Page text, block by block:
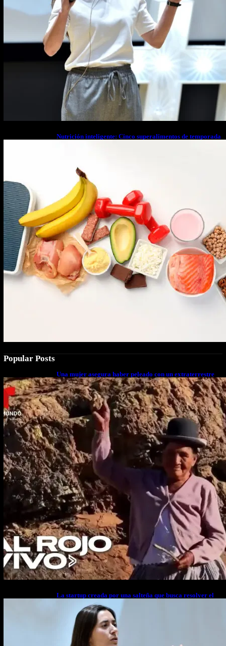
Nutrición inteligente: Cinco superalimentos de temporada
Popular Posts
Una mujer asegura haber peleado con un extraterrestre
cuerpo a cuerpo
La startup creada por una salteña que busca resolver el
estrés financiero en Latinoamérica